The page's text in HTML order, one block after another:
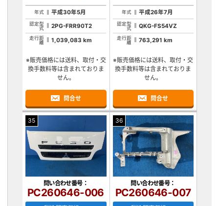
年式 平成30年5月
認定型
式
2PG-FRR90T2
走行距
離
1,039,083 km
※販売価格には送料、取付・交
換手数料等は含まれておりま
せん。
問合せ
年式 平成26年7月
認定型
式
QKG-FS54VZ
走行距
離
763,291 km
※販売価格には送料、取付・交
換手数料等は含まれておりま
せん。
問合せ
35
問い合わせ番号：
PC260646-006
36
問い合わせ番号：
PC260646-007